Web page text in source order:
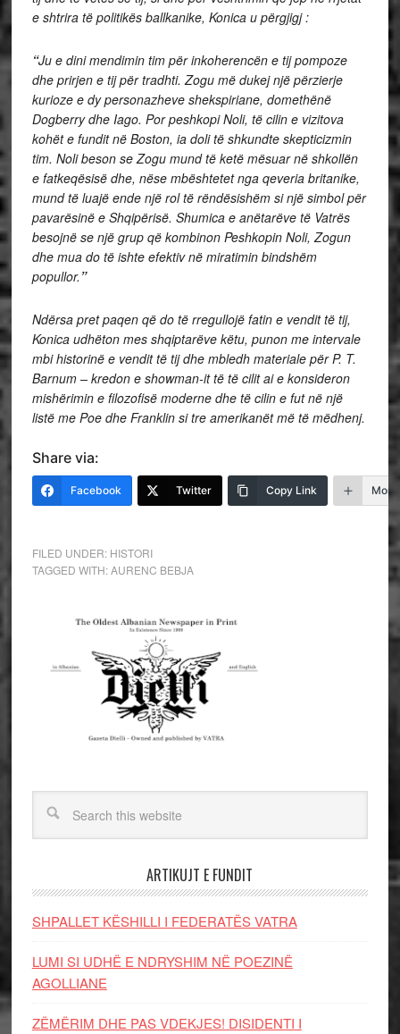
e shtrira të politikës ballkanike, Konica u përgjigj :
“Ju e dini mendimin tim për inkoherencën e tij pompoze
dhe prirjen e tij për tradhti. Zogu më dukej një përzierje
kurioze e dy personazheve shekspiriane, domethënë
Dogberry dhe Iago. Por peshkopi Noli, të cilin e vizitova
kohët e fundit në Boston, ia doli të shkundte skepticizmin
tim. Noli beson se Zogu mund të ketë mësuar në shkollën
e fatkeqësisë dhe, nëse mbështetet nga qeveria britanike,
mund të luajë ende një rol të rëndësishëm si një simbol për
pavarësinë e Shqipërisë. Shumica e anëtarëve të Vatrës
besojnë se një grup që kombinon Peshkopin Noli, Zogun
dhe mua do të ishte efektiv në miratimin bindshëm
popullor. ”
Ndërsa pret paqen që do të rregullojë fatin e vendit të tij,
Konica udhëton mes shqiptarëve këtu, punon me intervale
mbi historinë e vendit të tij dhe mbledh materiale për P. T.
Barnum – kredon e showman-it të të cilit ai e konsideron
mishërimin e filozofisë moderne dhe të cilin e fut në një
listë me Poe dhe Franklin si tre amerikanët më të mëdhenj.
Share via:
Facebook Twitter Copy Link More
FILED UNDER: HISTORI
TAGGED WITH:AURENC BEBJA
ARTIKUJT E FUNDIT
SHPALLET KËSHILLI I FEDERATËS VATRA
LUMI SI UDHË E NDRYSHIM NË POEZINË
AGOLLIANE
ZËMËRIM DHE PAS VDEKJES! DISIDENTI I